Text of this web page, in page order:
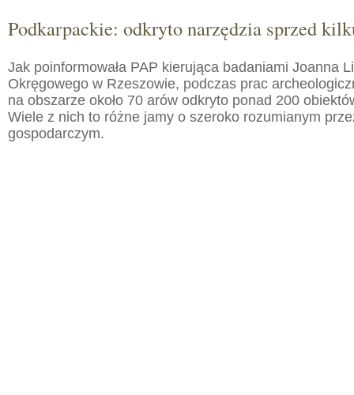
Podkarpackie: odkryto narzędzia sprzed
Jak poinformowała PAP kierująca badaniami Joanna
Okręgowego w Rzeszowie, podczas prac
na obszarze około 70 arów odkryto ponad 200
Wiele z nich to różne jamy o szeroko rozumianym
gospodarczym.